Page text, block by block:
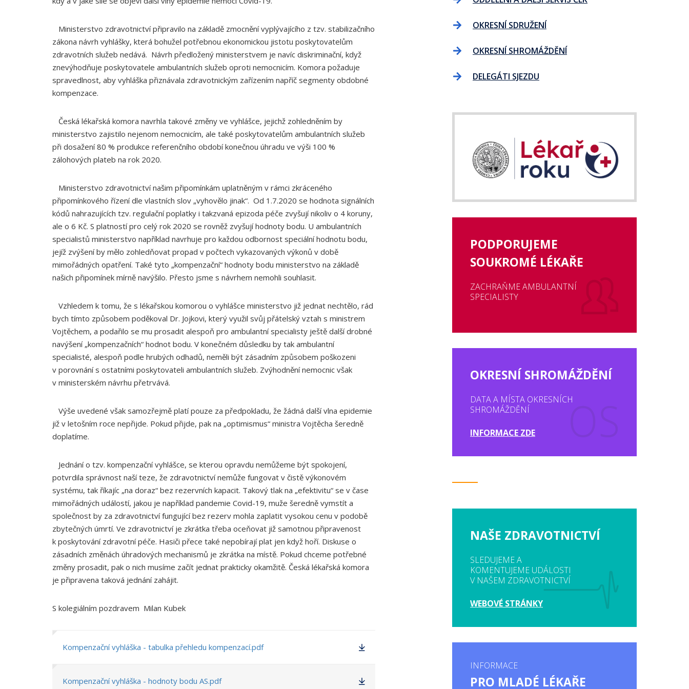
Ministerstvo zdravotnictví připravilo na základě zmocnění vyplývajícího z tzv. stabilizačního
zákona návrh vyhlášky, která bohužel potřebnou ekonomickou jistotu poskytovatelům
zdravotních služeb nedává. Návrh předložený ministerstvem je navíc diskriminační, když
znevýhodňuje poskytovatele ambulantních služeb oproti nemocnicím. Komora požaduje
spravedlnost, aby vyhláška přiznávala zdravotnickým zařízením napříč segmenty obdobné
kompenzace.
Česká lékařská komora navrhla takové změny ve vyhlášce, jejichž zohledněním by
ministerstvo zajistilo nejenom nemocnicím, ale také poskytovatelům ambulantních služeb
při dosažení 80 % produkce referenčního období konečnou úhradu ve výši 100 %
zálohových plateb na rok 2020.
Ministerstvo zdravotnictví našim připomínkám uplatněným v rámci zkráceného
připomínkového řízení dle vlastních slov „vyhovělo jinak“. Od 1.7.2020 se hodnota signálních
kódů nahrazujících tzv. regulační poplatky i takzvaná epizoda péče zvyšují nikoliv o 4 koruny,
ale o 6 Kč. S platností pro celý rok 2020 se rovněž zvyšují hodnoty bodu. U ambulantních
specialistů ministerstvo například navrhuje pro každou odbornost speciální hodnotu bodu,
jejíž zvýšení by mělo zohledňovat propad v počtech vykazovaných výkonů v době
mimořádných opatření. Také tyto „kompenzační“ hodnoty bodu ministerstvo na základě
našich připomínek mírně navýšilo. Přesto jsme s návrhem nemohli souhlasit.
Vzhledem k tomu, že s lékařskou komorou o vyhlášce ministerstvo již jednat nechtělo, rád
bych tímto způsobem poděkoval Dr. Jojkovi, který využil svůj přátelský vztah s ministrem
Vojtěchem, a podařilo se mu prosadit alespoň pro ambulantní specialisty ještě další drobné
navýšení „kompenzačních“ hodnot bodu. V konečném důsledku by tak ambulantní
specialisté, alespoň podle hrubých odhadů, neměli být zásadním způsobem poškozeni
v porovnání s ostatními poskytovateli ambulantních služeb. Zvýhodnění nemocnic však
v ministerském návrhu přetrvává.
Výše uvedené však samozřejmě platí pouze za předpokladu, že žádná další vlna epidemie
již v letošním roce nepřijde. Pokud přijde, pak na „optimismus“ ministra Vojtěcha šeredně
doplatíme.
Jednání o tzv. kompenzační vyhlášce, se kterou opravdu nemůžeme být spokojení,
potvrdila správnost naší teze, že zdravotnictví nemůže fungovat v čistě výkonovém
systému, tak říkajíc „na doraz“ bez rezervních kapacit. Takový tlak na „efektivitu“ se v čase
mimořádných událostí, jakou je například pandemie Covid-19, muže šeredně vymstít a
společnost by za zdravotnictví fungující bez rezerv mohla zaplatit vysokou cenu v podobě
zbytečných úmrtí. Ve zdravotnictví je zkrátka třeba oceňovat již samotnou připravenost
k poskytování zdravotní péče. Hasiči přece také nepobírají plat jen když hoří. Diskuse o
zásadních změnách úhradových mechanismů je zkrátka na místě. Pokud chceme potřebné
změny prosadit, pak o nich musíme začít jednat prakticky okamžitě. Česká lékařská komora
je připravena taková jednání zahájit.
S kolegiálním pozdravem Milan Kubek
Kompenzační vyhláška - tabulka přehledu kompenzací.pdf
Kompenzační vyhláška - hodnoty bodu AS.pdf
OKRESNÍ SDRUŽENÍ
OKRESNÍ SHROMÁŽDĚNÍ
DELEGÁTI SJEZDU
PODPORUJEME
SOUKROMÉ LÉKAŘE
ZACHRAŇME AMBULANTNÍ
SPECIALISTY
OKRESNÍ SHROMÁŽDĚNÍ
DATA A MÍSTA OKRESNÍCH
SHROMÁŽDĚNÍ
INFORMACE ZDE
NAŠE ZDRAVOTNICTVÍ
SLEDUJEME A
KOMENTUJEME UDÁLOSTI
V NAŠEM ZDRAVOTNICTVÍ
WEBOVÉ STRÁNKY
INFORMACE
PRO MLADÉ LÉKAŘE